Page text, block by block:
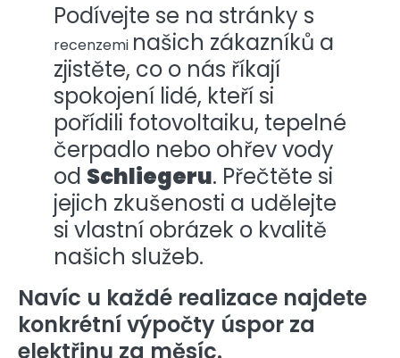
Podívejte se na stránky s
recenzemi našich zákazníků a
zjistěte, co o nás říkají
spokojení lidé, kteří si
pořídili fotovoltaiku, tepelné
čerpadlo nebo ohřev vody
od Schliegeru. Přečtěte si
jejich zkušenosti a udělejte
si vlastní obrázek o kvalitě
našich služeb.
Navíc u každé realizace najdete
konkrétní výpočty úspor za
elektřinu za měsíc.